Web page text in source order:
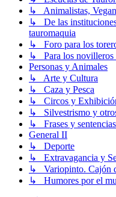
↳ Animalistas,
↳ De las
tauromaquia
↳ Foro para los
↳ Para los novilleros
Personas y Animales
↳ Arte y Cultura
↳ Caza y Pesca
↳ Circos y
↳ Silvestrismo y
↳ Frases y
General II
↳ Deporte
↳ Extravagancia y
↳ Variopinto. Cajón
↳ Humores por el